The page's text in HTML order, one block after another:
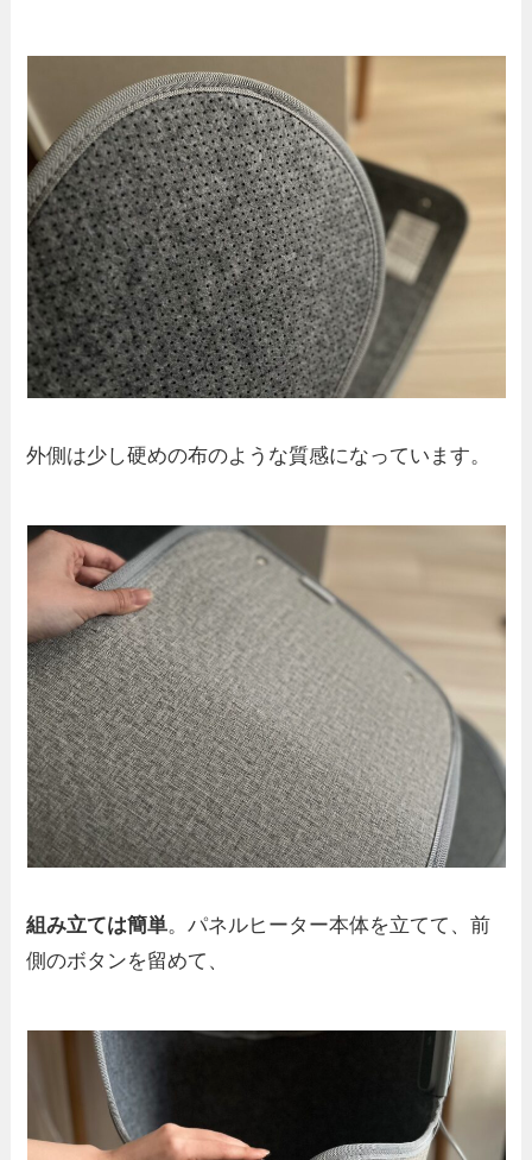
外側は少し硬めの布のような質感になっています。
組み立ては簡単。パネルヒーター本体を立てて、前
側のボタンを留めて、